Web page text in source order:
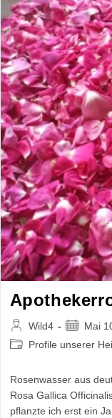
Unseren
Körper
Beitrags-
Autor:
Wild4
Beitrag
Mai
Beitrags-Profile unserer
Rosenwasser aus
Rosa Gallica
pflanzte ich erst ein